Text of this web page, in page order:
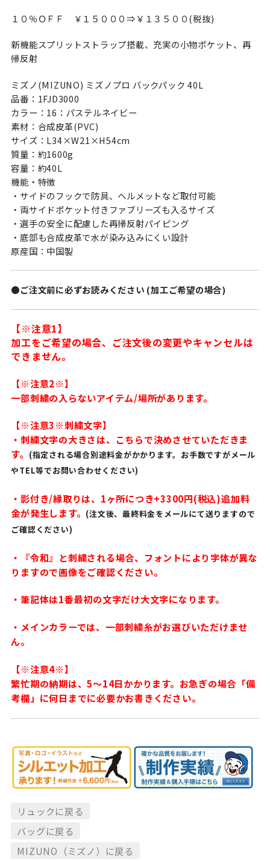
１０％ＯＦＦ ￥１５０００⇒￥１３５００(税抜)
新機能スプリットストラップ搭載、充実の小物ポケット、再
帰反射
ミズノ(MIZUNO) ミズノプロ バックパック 40L
品番：1FJD3000
カラー：16：パステルネイビー
素材：合成皮革(PVC)
サイズ：L34×W21×H54cm
質量：約1600g
容量：約40L
機能・特徴
・サイドのフックで防具、ヘルメットなど取付可能
・両サイドポケット付きファブリーズも入るサイズ
・選手の安全に配慮した再帰反射パイピング
・底部も合成皮革で水が染み込みにくい設計
原産国：中国製
●ご注文前に必ずお読みください (加工ご希望の場合)
【※注意1】
加工をご希望の場合、ご注文後の変更やキャンセルは
できません。
【※注意2※】
一部刺繍の入らないアイテム/場所があります。
【※注意3※刺繍文字】
・刺繍文字の大きさは、こちらで決めさせていただきま
す。 (指定される場合別途料金がかかります。お手数ですがメール
やTEL等でお問い合わせください)
・影付き/縁取りは、1ヶ所につき+3300円(税込)追加料
金が発生します。 (注文後、最終料金をメールにて送りますので
ご確認ください)
・『令和』と刺繍される場合、フォントにより字体が異な
りますので画像をご確認ください。
・筆記体は1番最初の文字だけ大文字になります。
・メインカラーでは、一部刺繍糸がお選びいただけませ
ん。
【※注意4※】
繁忙期の納期は、5〜14日かかります。お急ぎの場合「備
考欄」に何日までに必要かお書きください。
リュックに戻る
バッグに戻る
MIZUNO（ミズノ）に戻る